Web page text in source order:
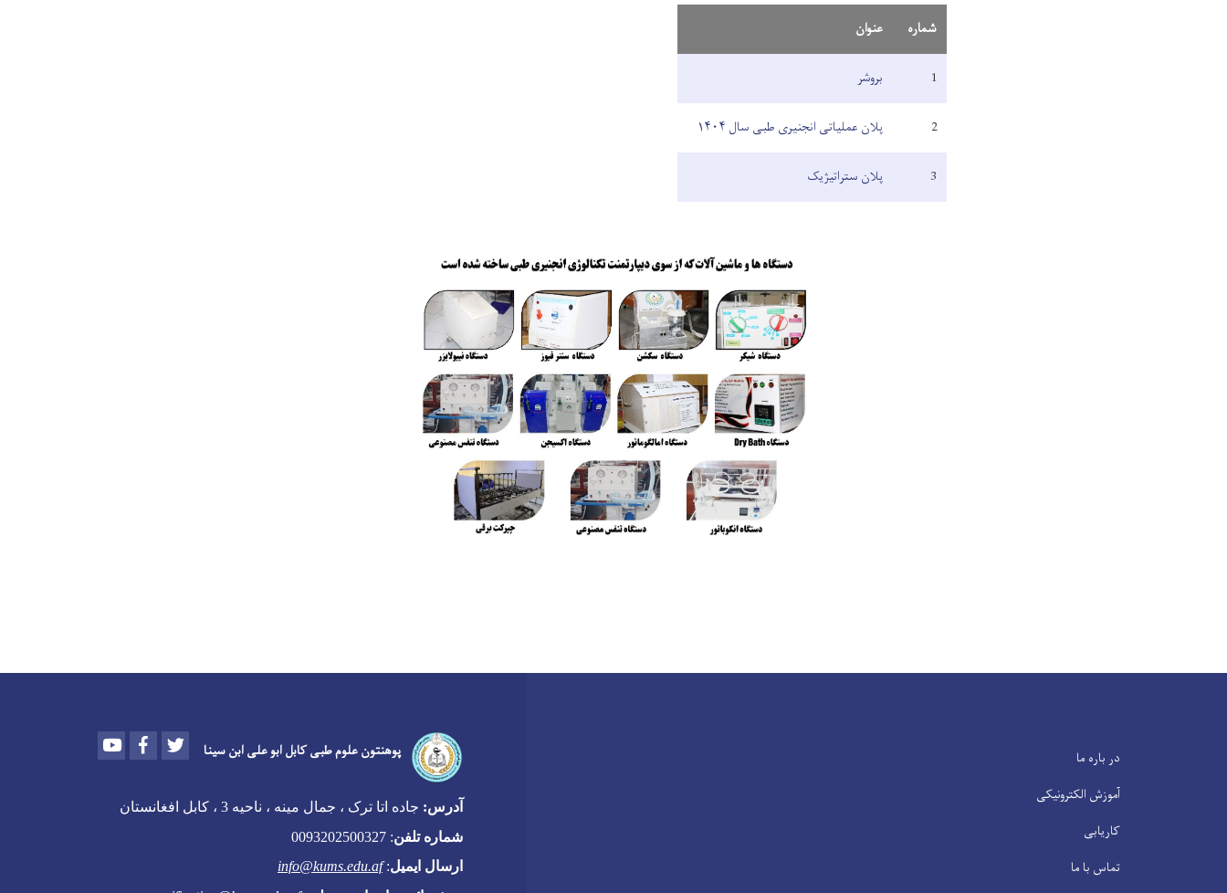
شماره عنوان
1 بروشر
2 پلان عملیاتی انجنیری طبی سال ۱۴۰۴
3 پلان ستراتیژیک
در باره ما
آموزش الکترونیکی
کاریابی
تماس با ما
پوهنتون علوم طبی کابل ابو علی ابن سینا Youtube Facebook Twitter
آدرس: جاده اتا ترک ، جمال مینه ، ناحیه 3 ، کابل افغانستان
شماره تلفن:
ارسال ایمیل:
info@kums.edu.af